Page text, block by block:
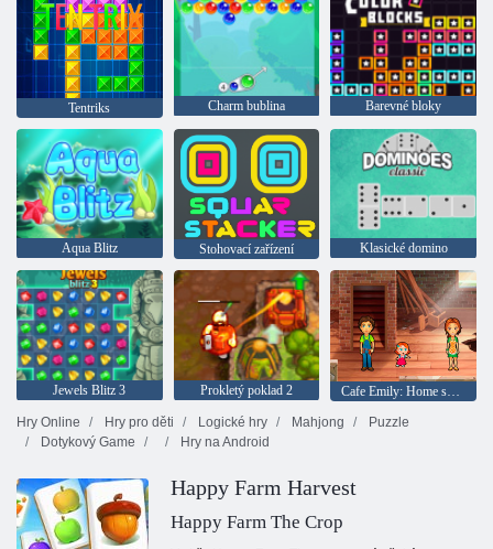
Tentriks Charm bublina Barevné bloky
Aqua Blitz Stohovací zařízení Klasické domino
Jewels Blitz 3 Prokletý poklad 2
Cafe Emily: Home sweet home
Hry Online
Hry pro děti Logické hry Mahjong
Puzzle
Dotykový Game
Hry na Android
Happy Farm Harvest
Happy Farm The Crop